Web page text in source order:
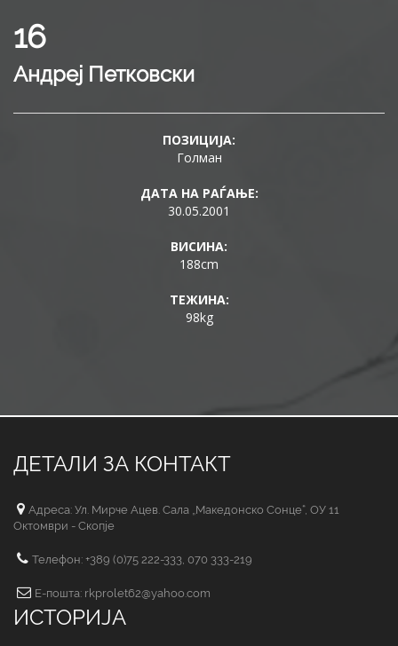
16
Андреј Петковски
ПОЗИЦИЈА:
Голман
ДАТА НА РАЃАЊЕ:
30.05.2001
ВИСИНА:
188cm
ТЕЖИНА:
98kg
ДЕТАЛИ ЗА КОНТАКТ
Адреса: Ул. Мирче Ацев. Сала „Македонско Сонце“, ОУ 11
Октомври - Скопје
Телефон: +389 (0)75 222-333, 070 333-219
Е-пошта: rkprolet62@yahoo.com
ИСТОРИЈА